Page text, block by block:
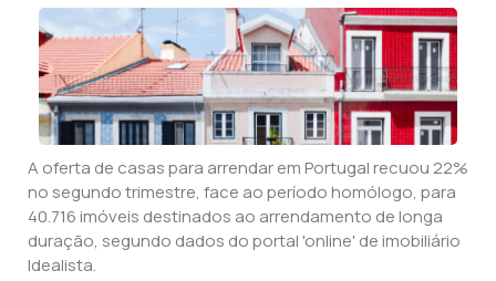
A oferta de casas para arrendar em Portugal recuou 22%
no segundo trimestre, face ao período homólogo, para
40.716 imóveis destinados ao arrendamento de longa
duração, segundo dados do portal 'online' de imobiliário
Idealista.